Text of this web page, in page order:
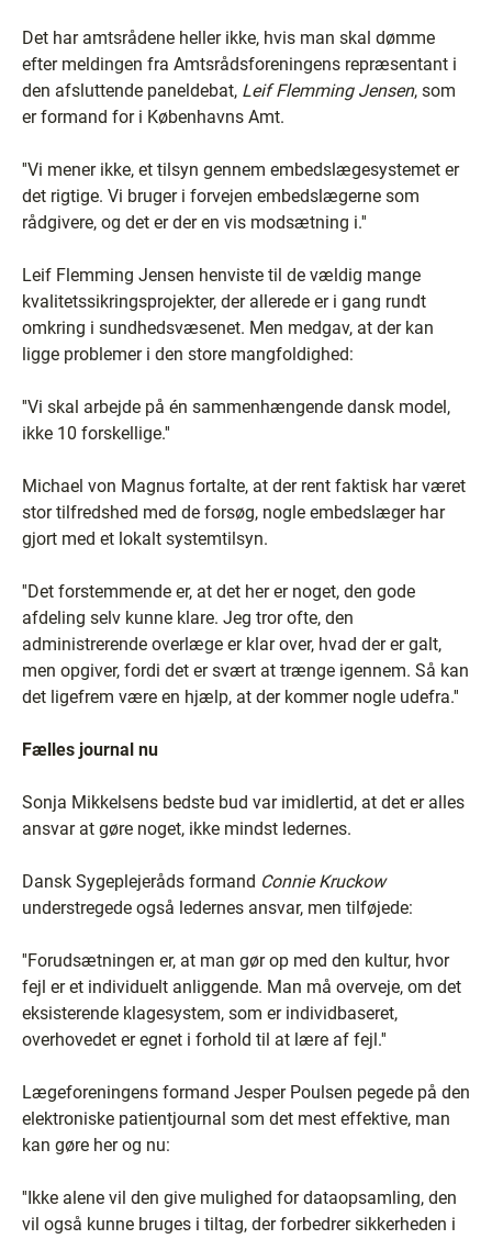
Det har amtsrådene heller ikke, hvis man skal dømme
efter meldingen fra Amtsrådsforeningens repræsentant i
den afsluttende paneldebat, Leif Flemming Jensen, som
er formand for i Københavns Amt.
''Vi mener ikke, et tilsyn gennem embedslægesystemet er
det rigtige. Vi bruger i forvejen embedslægerne som
rådgivere, og det er der en vis modsætning i.''
Leif Flemming Jensen henviste til de vældig mange
kvalitetssikringsprojekter, der allerede er i gang rundt
omkring i sundhedsvæsenet. Men medgav, at der kan
ligge problemer i den store mangfoldighed:
''Vi skal arbejde på én sammenhængende dansk model,
ikke 10 forskellige.''
Michael von Magnus fortalte, at der rent faktisk har været
stor tilfredshed med de forsøg, nogle embedslæger har
gjort med et lokalt systemtilsyn.
''Det forstemmende er, at det her er noget, den gode
afdeling selv kunne klare. Jeg tror ofte, den
administrerende overlæge er klar over, hvad der er galt,
men opgiver, fordi det er svært at trænge igennem. Så kan
det ligefrem være en hjælp, at der kommer nogle udefra.''
Fælles journal nu
Sonja Mikkelsens bedste bud var imidlertid, at det er alles
ansvar at gøre noget, ikke mindst ledernes.
Dansk Sygeplejeråds formand Connie Kruckow
understregede også ledernes ansvar, men tilføjede:
''Forudsætningen er, at man gør op med den kultur, hvor
fejl er et individuelt anliggende. Man må overveje, om det
eksisterende klagesystem, som er individbaseret,
overhovedet er egnet i forhold til at lære af fejl.''
Lægeforeningens formand Jesper Poulsen pegede på den
elektroniske patientjournal som det mest effektive, man
kan gøre her og nu:
''Ikke alene vil den give mulighed for dataopsamling, den
vil også kunne bruges i tiltag, der forbedrer sikkerheden i